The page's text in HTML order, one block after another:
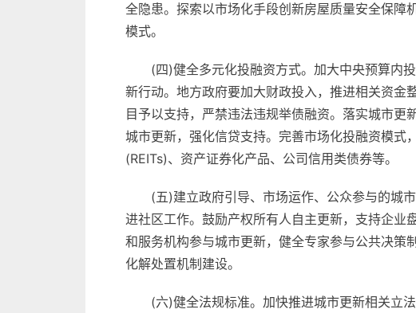
全隐患。探索以市场化手段创新房屋质量安全保障
模式。
(四)健全多元化投融资方式。加大中央预算内
新行动。地方政府要加大财政投入，推进相关资金
目予以支持，严禁违法违规举债融资。落实城市
城市更新，强化信贷支持。完善市场化投融资模式
(REITs)、资产证券化产品、公司信用类债券等。
(五)建立政府引导、市场运作、公众参与的城
进社区工作。鼓励产权所有人自主更新，支持企业
和服务机构参与城市更新，健全专家参与公共决策
化解处置机制建设。
(六)健全法规标准。加快推进城市更新相关立